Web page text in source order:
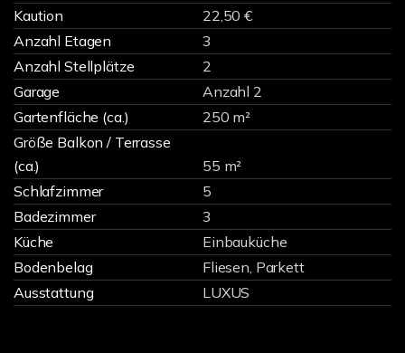
Kaution
22,50 €
Anzahl Etagen
3
Anzahl Stellplätze
2
Garage
Anzahl 2
Gartenfläche (ca.)
250 m²
Größe Balkon / Terrasse
(ca.)
55 m²
Schlafzimmer
5
Badezimmer
3
Küche
Einbauküche
Bodenbelag
Fliesen, Parkett
Ausstattung
LUXUS